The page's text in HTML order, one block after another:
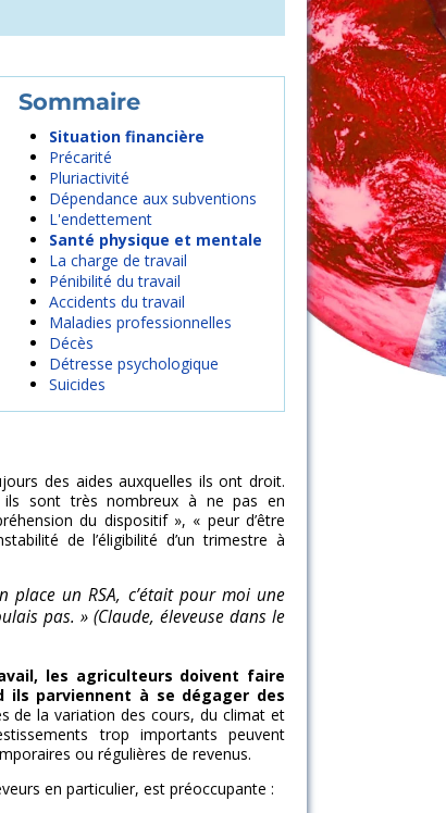
Situation financière
Précarité
Pluriactivité
Dépendance aux subventions
L'endettement
Santé physique et mentale
La charge de travail
Pénibilité du travail
Accidents du travail
Maladies professionnelles
Décès
Détresse psychologique
Suicides
des aides auxquelles ils ont droit.
ils sont très nombreux à ne pas en
du dispositif », « peur d’être
de l’éligibilité d’un trimestre à
place un RSA, c’était pour moi une
pas. » (Claude, éleveuse dans le
les agriculteurs doivent faire
ils parviennent à se dégager des
de la variation des cours, du climat et
trop importants peuvent
ou régulières de revenus.
en particulier, est préoccupante :